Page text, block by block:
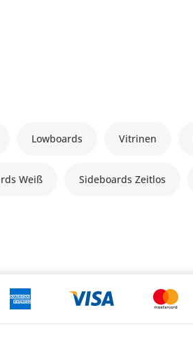
Lowboards Vitrinen
Weiß Sideboards Zeitlos